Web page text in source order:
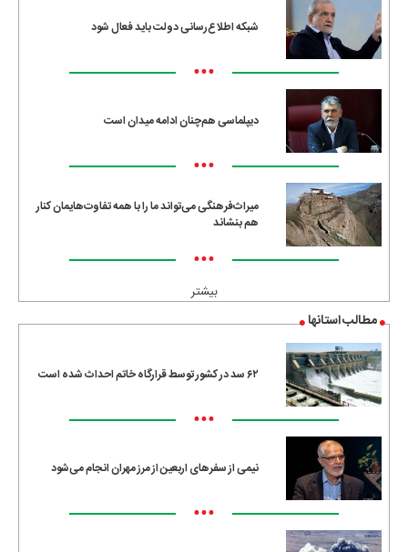
شبکه اطلاع‌رسانی دولت باید فعال شود
•••
دیپلماسی هم‌چنان ادامه میدان است
•••
میراث‌فرهنگی می‌تواند ما را با همه تفاوت‌هایمان کنار
هم بنشاند
•••
بیشتر
مطالب استانها
۶۲ سد در کشور توسط قرارگاه خاتم احداث شده است
•••
نیمی از سفرهای اربعین از مرز مهران انجام می‌شود
•••